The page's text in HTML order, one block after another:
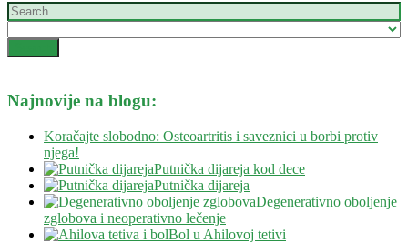
Najnovije na blogu:
Koračajte slobodno: Osteoartritis i saveznici u borbi protiv
njega!
Putnička dijareja kod dece
Putnička dijareja
Degenerativno oboljenje
zglobova i neoperativno lečenje
Bol u Ahilovoj tetivi